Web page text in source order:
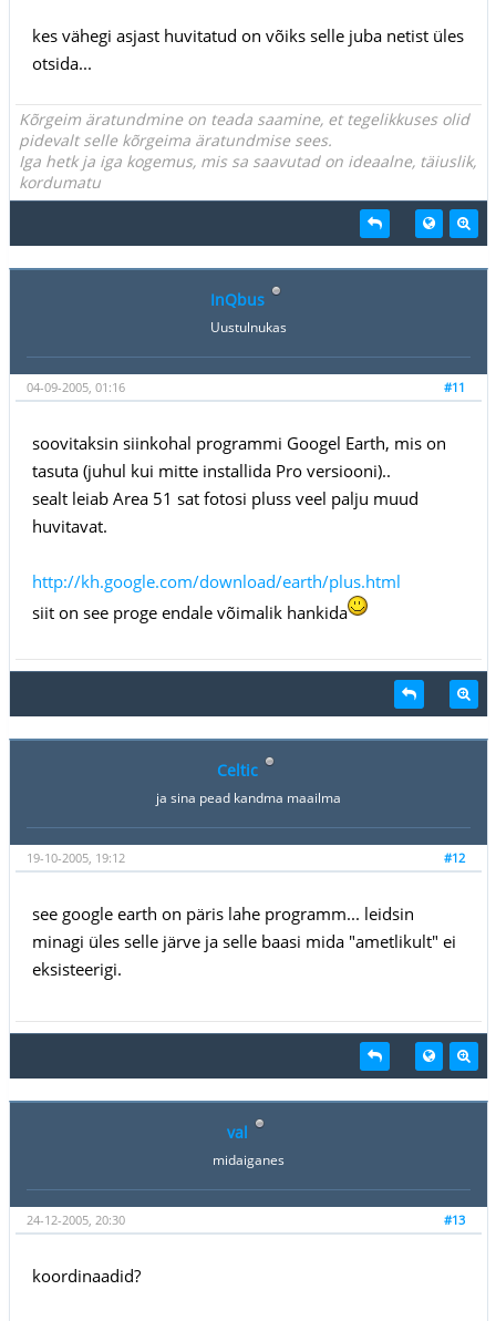
kes vähegi asjast huvitatud on võiks selle juba netist üles
otsida...
Kõrgeim äratundmine on teada saamine, et tegelikkuses olid
pidevalt selle kõrgeima äratundmise sees.
Iga hetk ja iga kogemus, mis sa saavutad on ideaalne, täiuslik,
kordumatu
InQbus
Uustulnukas
#11
04-09-2005, 01:16
soovitaksin siinkohal programmi Googel Earth, mis on
tasuta (juhul kui mitte installida Pro versiooni)..
sealt leiab Area 51 sat fotosi pluss veel palju muud
huvitavat.
http://kh.google.com/download/earth/plus.html
siit on see proge endale võimalik hankida
Celtic
ja sina pead kandma maailma
#12
19-10-2005, 19:12
see google earth on päris lahe programm... leidsin
minagi üles selle järve ja selle baasi mida "ametlikult" ei
eksisteerigi.
val
midaiganes
#13
24-12-2005, 20:30
koordinaadid?